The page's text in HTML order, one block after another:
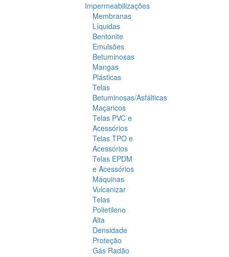
Impermeabilizações
Membranas
Líquidas
Bentonite
Emulsões
Betuminosas
Mangas
Plásticas
Telas
Betuminosas/Asfálticas
Maçaricos
Telas PVC e
Acessórios
Telas TPO e
Acessórios
Telas EPDM
e Acessórios
Máquinas
Vulcanizar
Telas
Polietileno
Alta
Densidade
Proteção
Gás Radão